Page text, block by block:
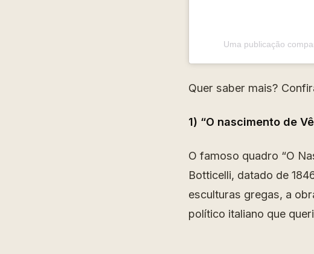
Uma publicação
Quer saber mais?
1) “O nascimento de
O famoso quadro “O
Botticelli, datado de
esculturas gregas, a
político italiano que